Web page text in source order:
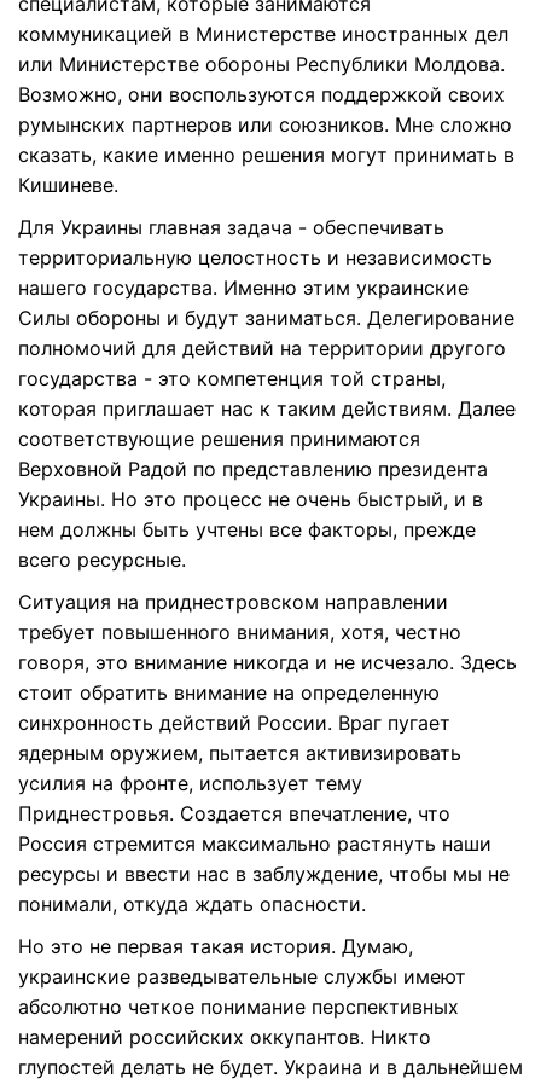
коммуникацией в Министерстве иностранных дел
или Министерстве обороны Республики Молдова.
Возможно, они воспользуются поддержкой своих
румынских партнеров или союзников. Мне сложно
сказать, какие именно решения могут принимать в
Кишиневе.
Для Украины главная задача - обеспечивать
территориальную целостность и независимость
нашего государства. Именно этим украинские
Силы обороны и будут заниматься. Делегирование
полномочий для действий на территории другого
государства - это компетенция той страны,
которая приглашает нас к таким действиям. Далее
соответствующие решения принимаются
Верховной Радой по представлению президента
Украины. Но это процесс не очень быстрый, и в
нем должны быть учтены все факторы, прежде
всего ресурсные.
Ситуация на приднестровском направлении
требует повышенного внимания, хотя, честно
говоря, это внимание никогда и не исчезало. Здесь
стоит обратить внимание на определенную
синхронность действий России. Враг пугает
ядерным оружием, пытается активизировать
усилия на фронте, использует тему
Приднестровья. Создается впечатление, что
Россия стремится максимально растянуть наши
ресурсы и ввести нас в заблуждение, чтобы мы не
понимали, откуда ждать опасности.
Но это не первая такая история. Думаю,
украинские разведывательные службы имеют
абсолютно четкое понимание перспективных
намерений российских оккупантов. Никто
глупостей делать не будет. Украина и в дальнейшем